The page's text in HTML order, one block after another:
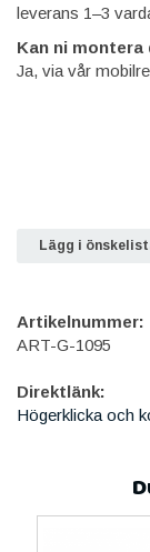
leverans 1–3
Kan ni montera
Ja, via vår
Lägg i
Artikelnummer:
ART-G-1095
Direktlänk:
Högerklicka och